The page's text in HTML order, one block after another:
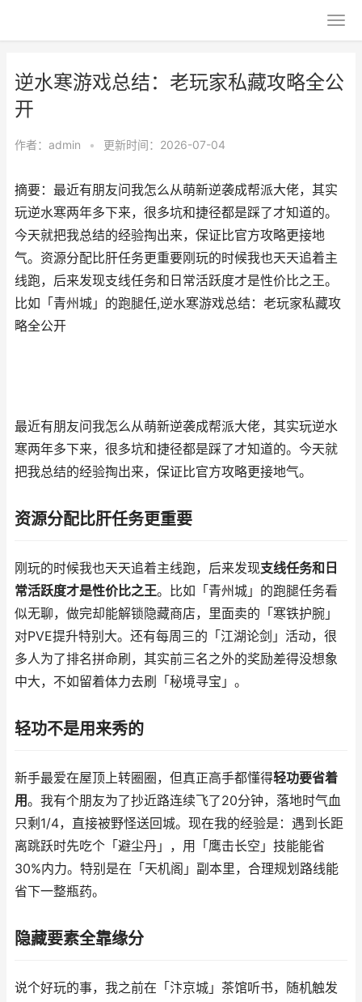
逆水寒游戏总结：老玩家私藏攻略全公
开
作者： admin • 更新时间：2026-07-04
摘要：最近有朋友问我怎么从萌新逆袭成帮派大佬，其实
玩逆水寒两年多下来，很多坑和捷径都是踩了才知道的。
今天就把我总结的经验掏出来，保证比官方攻略更接地
气。资源分配比肝任务更重要刚玩的时候我也天天追着主
线跑，后来发现支线任务和日常活跃度才是性价比之王。
比如「青州城」的跑腿任,逆水寒游戏总结：老玩家私藏攻
略全公开
最近有朋友问我怎么从萌新逆袭成帮派大佬，其实玩逆水
寒两年多下来，很多坑和捷径都是踩了才知道的。今天就
把我总结的经验掏出来，保证比官方攻略更接地气。
资源分配比肝任务更重要
刚玩的时候我也天天追着主线跑，后来发现支线任务和日
常活跃度才是性价比之王。比如「青州城」的跑腿任务看
似无聊，做完却能解锁隐藏商店，里面卖的「寒铁护腕」
对PVE提升特别大。还有每周三的「江湖论剑」活动，很
多人为了排名拼命刷，其实前三名之外的奖励差得没想象
中大，不如留着体力去刷「秘境寻宝」。
轻功不是用来秀的
新手最爱在屋顶上转圈圈，但真正高手都懂得轻功要省着
用。我有个朋友为了抄近路连续飞了20分钟，落地时气血
只剩1/4，直接被野怪送回城。现在我的经验是：遇到长距
离跳跃时先吃个「避尘丹」，用「鹰击长空」技能能省
30%内力。特别是在「天机阁」副本里，合理规划路线能
省下一整瓶药。
隐藏要素全靠缘分
说个好玩的事，我之前在「汴京城」茶馆听书，随机触发